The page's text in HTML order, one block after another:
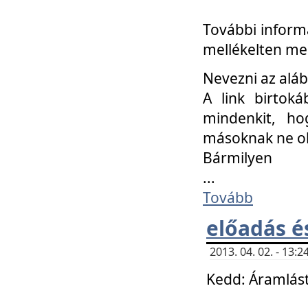
További
mellékelten
Nevezni az
A link
mindenkit,
másoknak ne
Bármilyen
...
Tovább
előadás
2013. 04. 02. -
Kedd: